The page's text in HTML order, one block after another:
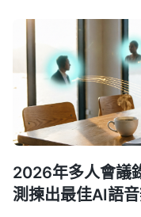
2026年多人會議
測揀出最佳AI語